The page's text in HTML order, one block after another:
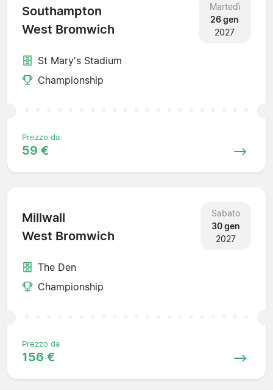
Southampton
West Bromwich
Martedì
26 gen
2027
St Mary's Stadium
Championship
Prezzo da
59 €
Millwall
West Bromwich
Sabato
30 gen
2027
The Den
Championship
Prezzo da
156 €